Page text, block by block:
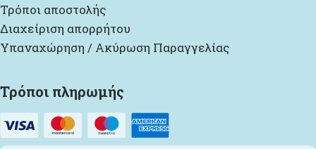
Τρόποι αποστολής
Διαχείριση απορρήτου
Υπαναχώρηση / Ακύρωση Παραγγελίας
Τρόποι πληρωμής